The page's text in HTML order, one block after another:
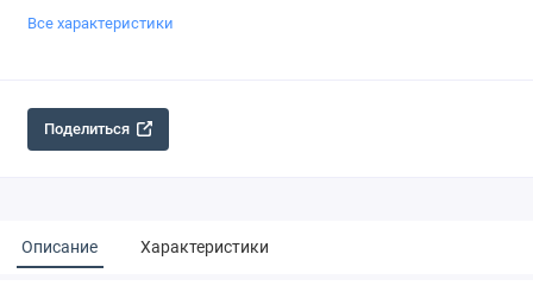
Все характеристики
Поделиться
Описание Характеристики